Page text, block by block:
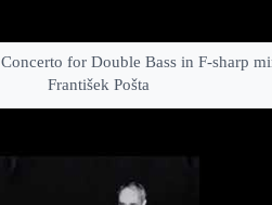
for Double Bass in F-sharp
František Pošta